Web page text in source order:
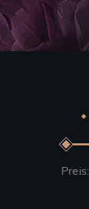
Min.
Max.
Preis: